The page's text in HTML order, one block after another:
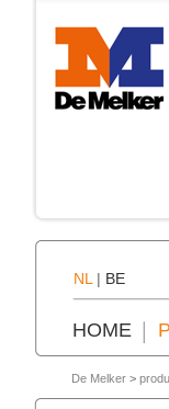
NL | BE
HOME
De Melker >